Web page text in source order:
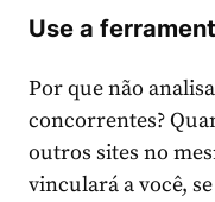
Use a
Por que não
concorrentes?
outros sites no
vinculará a você,